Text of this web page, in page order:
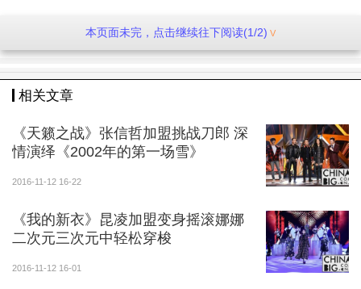
本页面未完，点击继续往下阅读(1/2)
相关文章
《天籁之战》张信哲加盟挑战刀郎 深
情演绎《2002年的第一场雪》
2016-11-12 16-22
《我的新衣》昆凌加盟变身摇滚娜娜
二次元三次元中轻松穿梭
2016-11-12 16-01